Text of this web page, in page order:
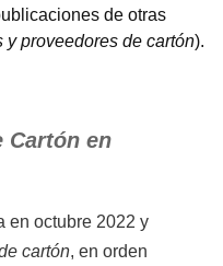
de otras
y proveedores de cartón).
Cartón en
en octubre 2022 y
cartón, en orden